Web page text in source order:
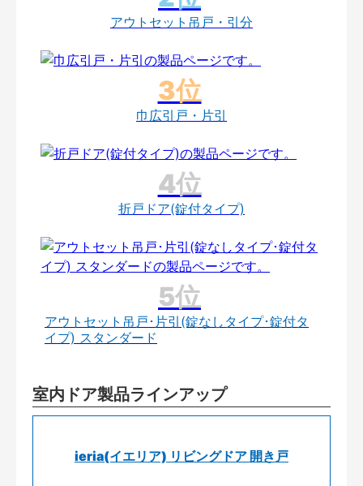
アウトセット吊戸・引分
巾広引戸・片引
折戸ドア(錠付タイプ)
アウトセット吊戸･片引(錠なしタイプ･錠付タ
イプ) スタンダード
室内ドア製品ラインアップ
ieria(イエリア) リビングドア 開き戸